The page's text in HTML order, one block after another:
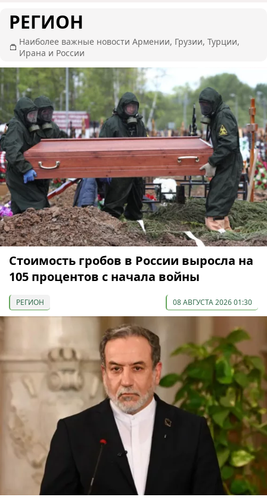
РЕГИОН
Наиболее важные новости Армении, Грузии, Турции,
Ирана и России
Стоимость гробов в России выросла на
105 процентов с начала войны
РЕГИОН 08 АВГУСТА 2026 01:30